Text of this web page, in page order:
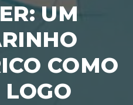
UM
COMO